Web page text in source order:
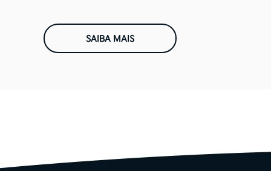
SAIBA MAIS
Os seus dados
3330